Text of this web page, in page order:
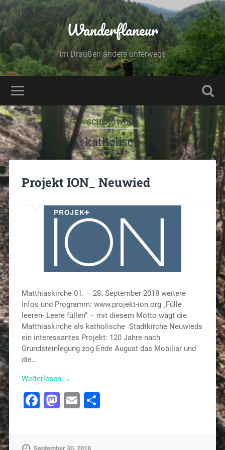
Wanderflaneur
Im Draußen anders unterwegs
SCHLAGWORT
katholisch
Projekt ION_ Neuwied
Matthiaskirche 01. – 28. September 2018 weitere
Infos und Programm: www.projekt-ion.org „Fülle
leeren- Leere füllen“ – mit diesem Motto wagt die
Matthiaskirche als katholische Stadtkirche Neuwieds
ein interessantes Projekt: 120 Jahre nach
Grundsteinlegung zog Ende August das Mobiliar und
die…
Weiterlesen →
Facebook
Mastodon
Email
September 30, 2018